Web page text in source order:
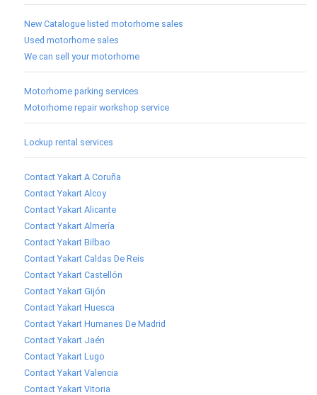
New Catalogue listed motorhome sales
Used motorhome sales
We can sell your motorhome
Motorhome parking services
Motorhome repair workshop service
Lockup rental services
Contact Yakart A Coruña
Contact Yakart Alcoy
Contact Yakart Alicante
Contact Yakart Almería
Contact Yakart Bilbao
Contact Yakart Caldas De Reis
Contact Yakart Castellón
Contact Yakart Gijón
Contact Yakart Huesca
Contact Yakart Humanes De Madrid
Contact Yakart Jaén
Contact Yakart Lugo
Contact Yakart Valencia
Contact Yakart Vitoria